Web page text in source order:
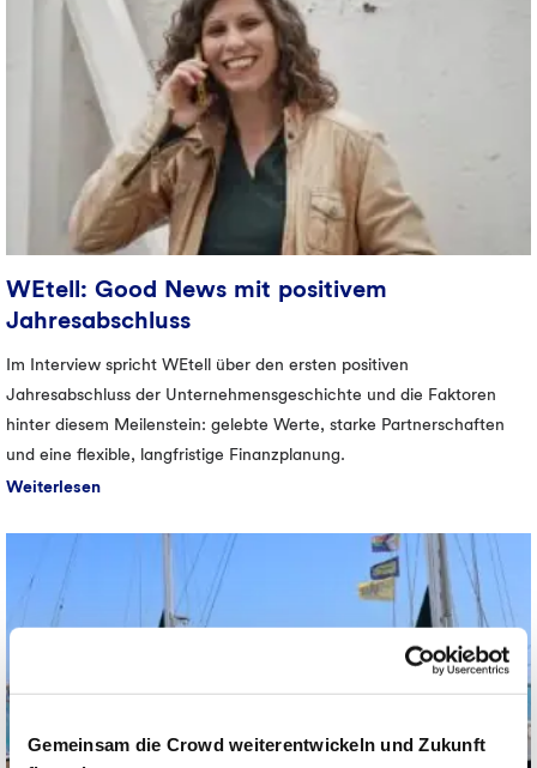
Gemeinsam die Crowd weiterentwickeln und Zukunft
WEtell: Good News mit positivem
Jahresabschluss
Im Interview spricht WEtell über den ersten positiven
Jahresabschluss der Unternehmensgeschichte und die Faktoren
hinter diesem Meilenstein: gelebte Werte, starke Partnerschaften
und eine flexible, langfristige Finanzplanung.
Weiterlesen